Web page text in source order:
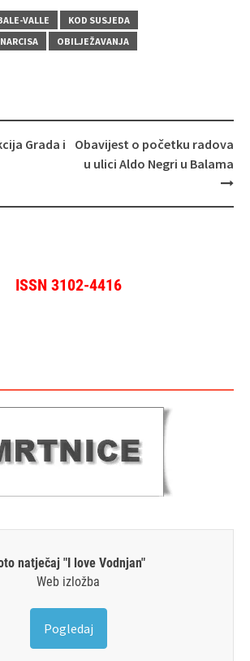
VALLE
KOD SUSJEDA
OBILJEŽAVANJA
Grada i
Obavijest o početku radova
u ulici Aldo Negri u Balama
ISSN 3102-4416
natječaj "I love Vodnjan"
Web izložba
Pogledaj